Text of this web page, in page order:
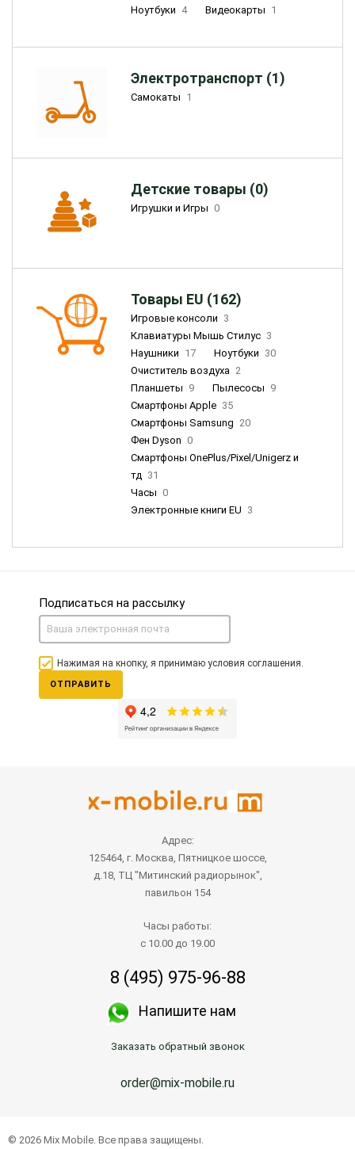
Ноутбуки 4 Видеокарты 1
Электротранспорт (1)
Самокаты 1
Детские товары (0)
Игрушки и Игры 0
Товары EU (162)
Игровые консоли 3
Клавиатуры Мышь Стилус 3
Наушники 17 Ноутбуки 30
Очиститель воздуха 2
Планшеты 9 Пылесосы 9
Смартфоны Apple 35
Смартфоны Samsung 20
Фен Dyson 0
Смартфоны OnePlus/Pixel/Unigerz и
тд 31
Часы 0
Электронные книги EU 3
Подписаться на рассылку
Нажимая на кнопку, я принимаю условия соглашения.
ОТПРАВИТЬ
Адрес:
125464, г. Москва, Пятницкое шоссе,
д.18, ТЦ "Митинский радиорынок",
павильон 154
Часы работы:
с 10.00 до 19.00
8 (495) 975-96-88
Напишите нам
Заказать обратный звонок
order@mix-mobile.ru
© 2026 Mix Mobile. Все права защищены.